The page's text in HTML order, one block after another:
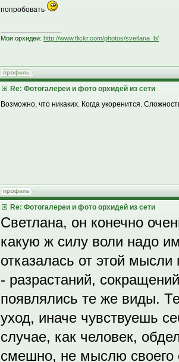
попробовать
Мои орхидеи: http://www.flickr.com/photos/svetlana_b/
Re: Фотогалереи и фото орхидей из сети
Возможно, что никаких. Когда укоренится.
Re: Фотогалереи и фото орхидей из сети
Светлана, он конечно
какую ж силу воли надо
отказалась от этой
- разрастаний,
появлялись те же виды.
уход, иначе чувствуешь
случае, как человек,
смешно, не мыслю своего